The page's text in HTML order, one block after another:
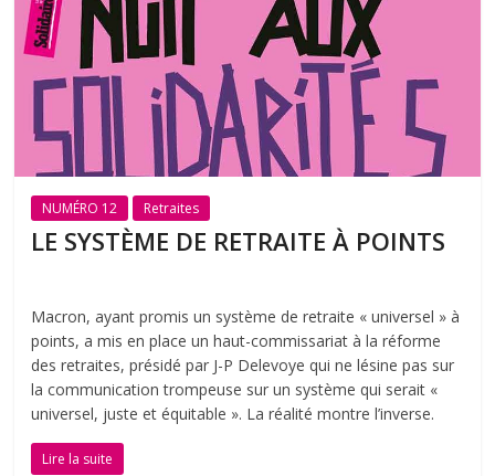
NUMÉRO 12 Retraites
LE SYSTÈME DE RETRAITE À POINTS
Macron, ayant promis un système de retraite « universel » à
points, a mis en place un haut-commissariat à la réforme
des retraites, présidé par J-P Delevoye qui ne lésine pas sur
la communication trompeuse sur un système qui serait «
universel, juste et équitable ». La réalité montre l’inverse.
Lire la suite